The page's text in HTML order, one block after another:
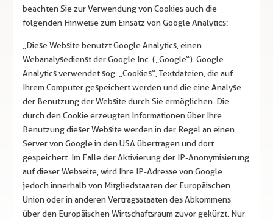
beachten Sie zur Verwendung von Cookies auch die
folgenden Hinweise zum Einsatz von Google Analytics:
„Diese Website benutzt Google Analytics, einen
Webanalysedienst der Google Inc. („Google“). Google
Analytics verwendet sog. „Cookies“, Textdateien, die auf
Ihrem Computer gespeichert werden und die eine Analyse
der Benutzung der Website durch Sie ermöglichen. Die
durch den Cookie erzeugten Informationen über Ihre
Benutzung dieser Website werden in der Regel an einen
Server von Google in den USA übertragen und dort
gespeichert. Im Falle der Aktivierung der IP-Anonymisierung
auf dieser Webseite, wird Ihre IP-Adresse von Google
jedoch innerhalb von Mitgliedstaaten der Europäischen
Union oder in anderen Vertragsstaaten des Abkommens
über den Europäischen Wirtschaftsraum zuvor gekürzt. Nur